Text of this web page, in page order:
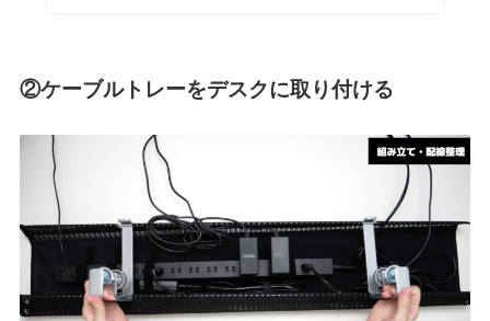
②ケーブルトレーをデスクに取り付ける